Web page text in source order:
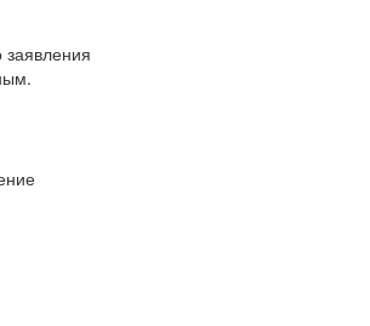
заявления